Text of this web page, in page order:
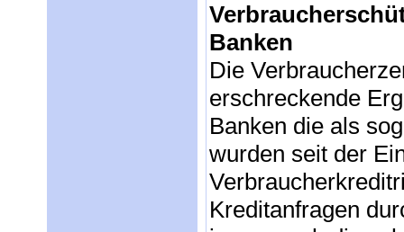
Banken
Die
erschreckende
Banken die als
wurden seit der
Kreditanfragen